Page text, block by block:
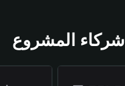
شركاء المشروع